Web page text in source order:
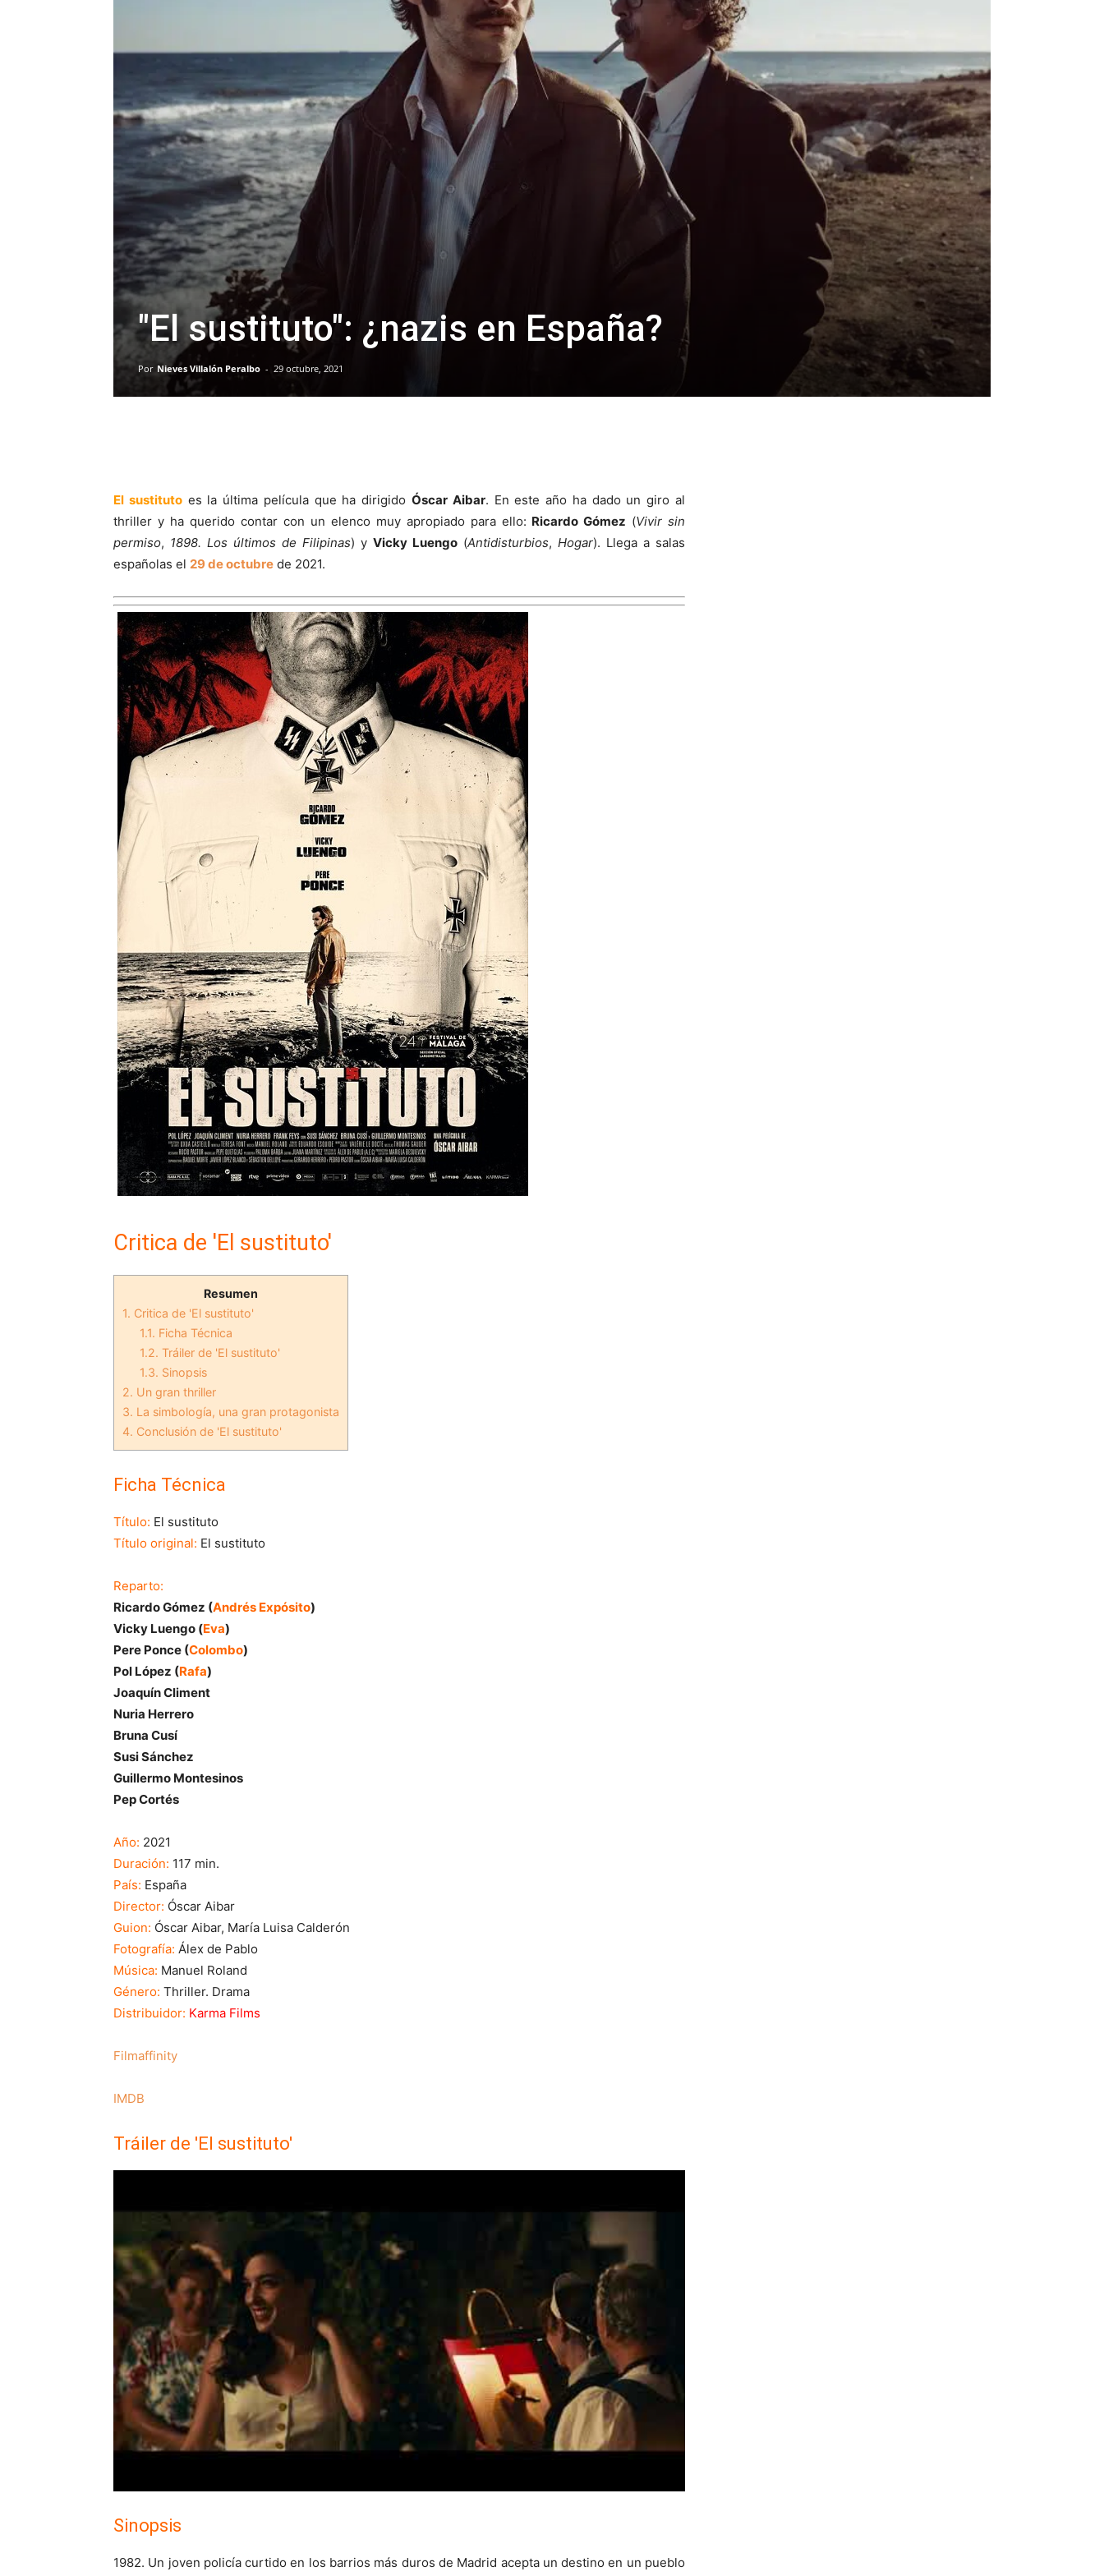
"El sustituto": ¿nazis en España?
Por Nieves Villalón Peralbo - 29 octubre, 2021
El sustitutoes la última película que ha dirigidoÓscar Aibar. En este año ha dado un giro al
thriller y ha querido contar con un elenco muy apropiado para ello: Ricardo Gómez (Vivir sin
permiso, 1898. Los últimos de Filipinas) y Vicky Luengo (Antidisturbios, Hogar). Llega a salas
españolas el 29 de octubre de 2021.
Critica de 'El sustituto'
Resumen
1. Critica de 'El sustituto'
1.1. Ficha Técnica
1.2. Tráiler de 'El sustituto'
1.3. Sinopsis
2. Un gran thriller
3. La simbología, una gran protagonista
4. Conclusión de 'El sustituto'
Ficha Técnica
Título: El sustituto
Título original: El sustituto
Reparto:
Ricardo Gómez (Andrés Expósito)
Vicky Luengo (Eva)
Pere Ponce (Colombo)
Pol López (Rafa)
Joaquín Climent
Nuria Herrero
Bruna Cusí
Susi Sánchez
Guillermo Montesinos
Pep Cortés
Año: 2021
Duración: 117 min.
País: España
Director: Óscar Aibar
Guion: Óscar Aibar, María Luisa Calderón
Fotografía: Álex de Pablo
Música: Manuel Roland
Género: Thriller. Drama
Distribuidor: Karma Films
Filmaffinity
IMDB
Tráiler de 'El sustituto'
Sinopsis
1982. Un joven policía curtido en los barrios más duros de Madrid acepta un destino en un pueblo